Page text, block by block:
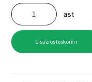
Parafiiniöljy
1
l
määrä
ast
Lisää ostoskoriin